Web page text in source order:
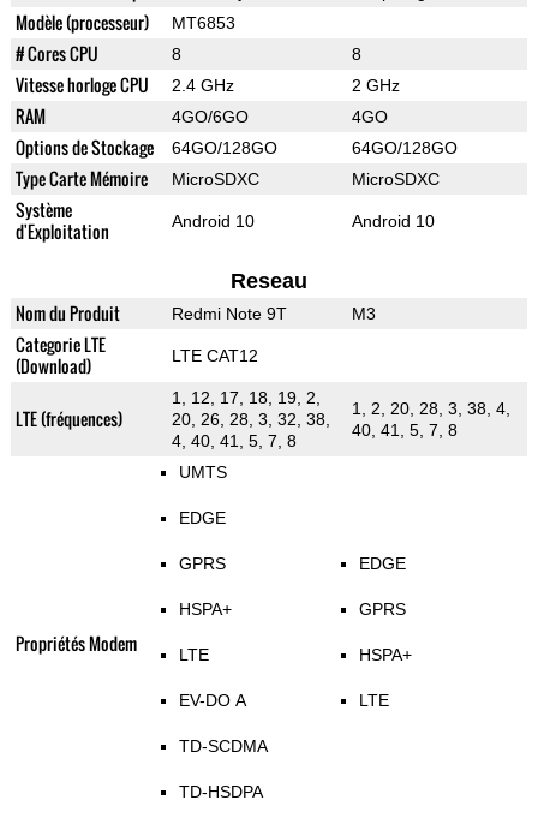
Modèle (processeur) MT6853
# Cores CPU 8 8
Vitesse horloge CPU 2.4 GHz 2 GHz
RAM 4GO/6GO 4GO
Options de Stockage 64GO/128GO 64GO/128GO
Type Carte Mémoire MicroSDXC MicroSDXC
Système
d'Exploitation
Android 10 Android 10
Reseau
Nom du Produit Redmi Note 9T M3
Categorie LTE
(Download)
LTE CAT12
LTE (fréquences)
1, 12, 17, 18, 19, 2,
20, 26, 28, 3, 32, 38,
4, 40, 41, 5, 7, 8
1, 2, 20, 28, 3, 38, 4,
40, 41, 5, 7, 8
Propriétés Modem
UMTS
EDGE
GPRS
HSPA+
LTE
EV-DO A
TD-SCDMA
TD-HSDPA
EDGE
GPRS
HSPA+
LTE